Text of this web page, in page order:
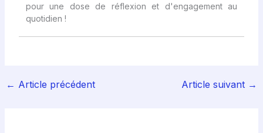
pour une dose de réflexion et d'engagement au
quotidien !
← Article précédent Article suivant →